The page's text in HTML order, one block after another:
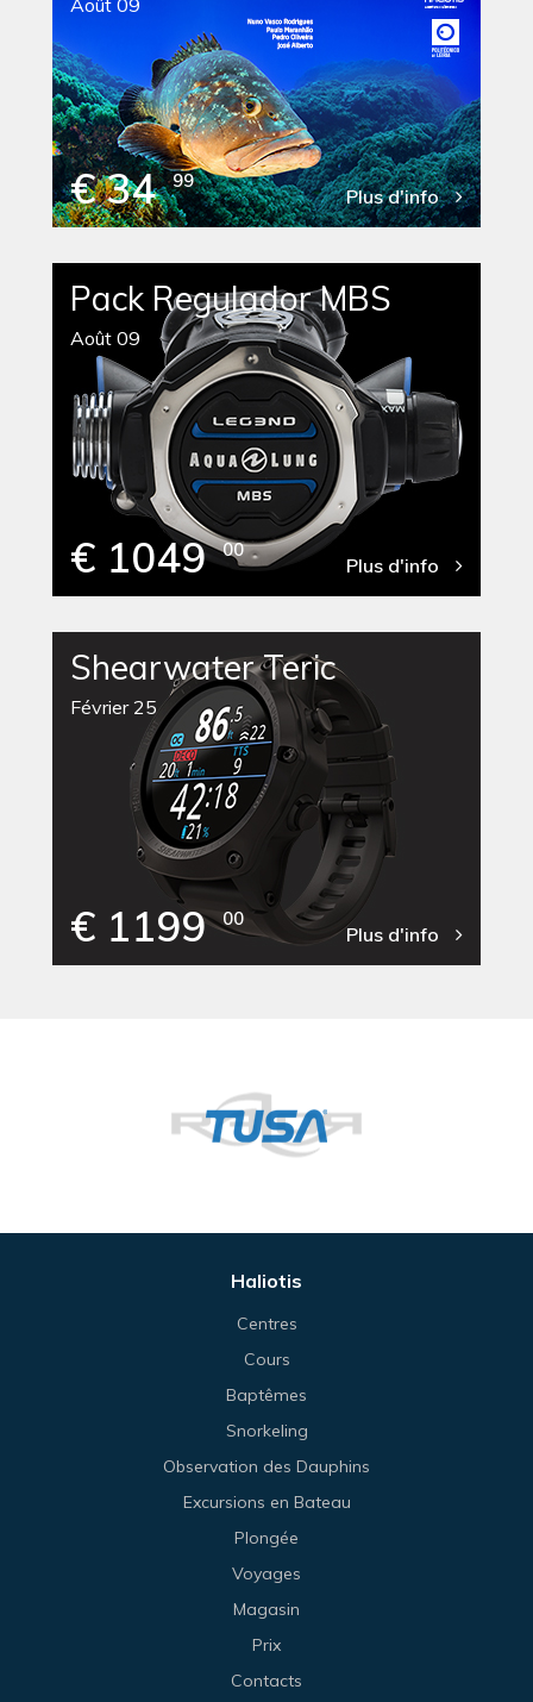
€ 34 99
Plus d'info
Pack Regulador MBS
Août 09
€ 1049 00
Plus d'info
Shearwater Teric
Février 25
€ 1199 00
Plus d'info
Haliotis
Centres
Cours
Baptêmes
Snorkeling
Observation des Dauphins
Excursions en Bateau
Plongée
Voyages
Magasin
Prix
Contacts